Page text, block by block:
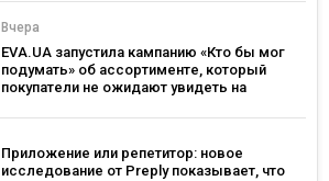
Вчера
EVA.UA запустила кампанию «Кто бы мог
подумать» об ассортименте, который
покупатели не ожидают увидеть на
Приложение или репетитор: новое
исследование от Preply показывает, что